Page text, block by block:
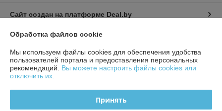
Сайт создан на платформе Deal.by
Информация для покупателя
ЧТУП «БелТоргХолод»
220036, Республика Беларусь, г.Минск, пер. Домашевский, 9-9
Обработка файлов cookie
Мы используем файлы cookies для обеспечения удобства
пользователей портала и предоставления персональных
рекомендаций. Вы можете настроить файлы cookies или
отключить их.
Принять